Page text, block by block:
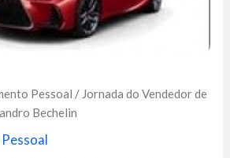
Pessoal / Jornada do Vendedor de
Bechelin